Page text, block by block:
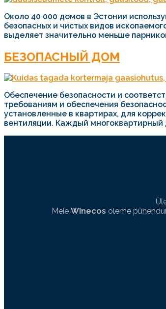
Около 40 000 домов в Эстонии
безопасных и чистых видов
выделяет значительно меньше
БЕЗОПАСНЫЙ ДОМ
Обеспечение безопасности и
требованиям и обеспечения
установленные в квартирах, для
вентиляции. Каждый
Meie Winecos oleme